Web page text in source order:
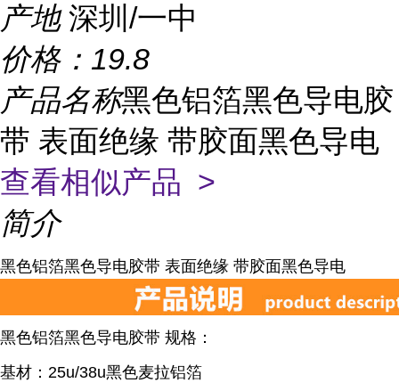
产地 深圳/一中
价格： 19.8
产品名称黑色铝箔黑色导电胶
带 表面绝缘 带胶面黑色导电
查看相似产品 >
简介
黑色铝箔黑色导电胶带 表面绝缘 带胶面黑色导电
黑色铝箔黑色导电胶带 规格：
基材：25u/38u黑色麦拉铝箔